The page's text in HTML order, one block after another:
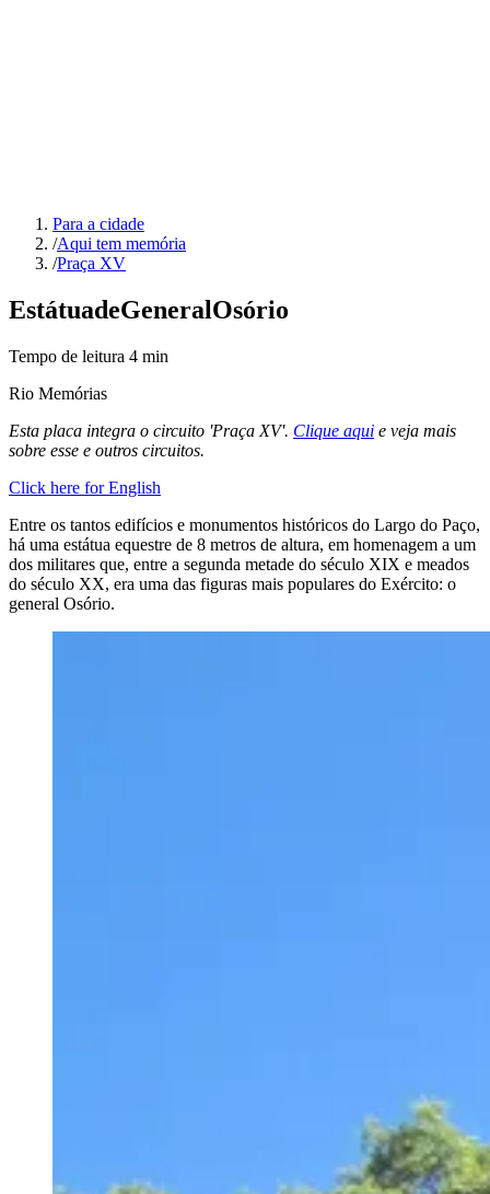
Para a cidade
/Aqui tem memória
/Praça XV
EstátuadeGeneralOsório
Tempo de leitura 4 min
Rio Memórias
Esta placa integra o circuito 'Praça XV'. Clique aqui e veja mais
sobre esse e outros circuitos.
Click here for English
Entre os tantos edifícios e monumentos históricos do Largo do Paço,
há uma estátua equestre de 8 metros de altura, em homenagem a um
dos militares que, entre a segunda metade do século XIX e meados
do século XX, era uma das figuras mais populares do Exército: o
general Osório.